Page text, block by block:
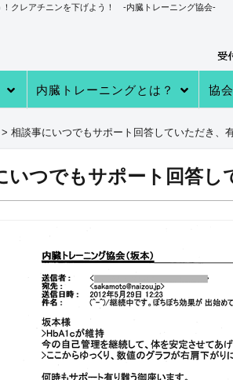
！クレアチニンを下げよう！ -内臓トレーニング協会-
内臓トレーニングとは？
ップ
える
ール
協
> 相談事にいつでもサポート回答していただき、
いつでもサポート回答し